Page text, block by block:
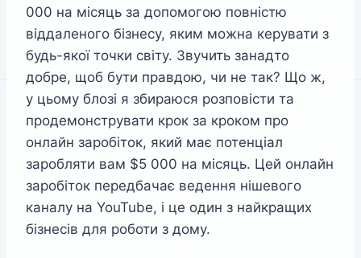
000 на місяць за допомогою повністю
віддаленого бізнесу, яким можна керувати з
будь-якої точки світу. Звучить занадто
добре, щоб бути правдою, чи не так? Що ж,
у цьому блозі я збираюся розповісти та
продемонструвати крок за кроком про
онлайн заробіток, який має потенціал
заробляти вам $5 000 на місяць. Цей онлайн
заробіток передбачає ведення нішевого
каналу на YouTube, і це один з найкращих
бізнесів для роботи з дому.